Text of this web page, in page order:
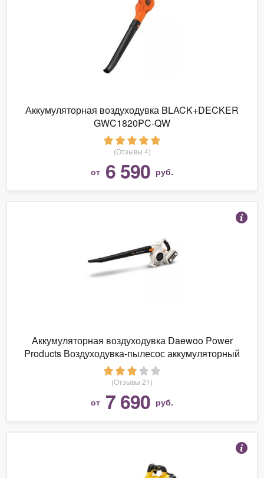
Аккумуляторная воздуходувка BLACK+DECKER
GWC1820PC-QW
(Отзывы 4)
от 6 590 руб.
Аккумуляторная воздуходувка Daewoo Power
Products Воздуходувка-пылесос аккумуляторный
DABL 6040Li
(Отзывы 21)
от 7 690 руб.